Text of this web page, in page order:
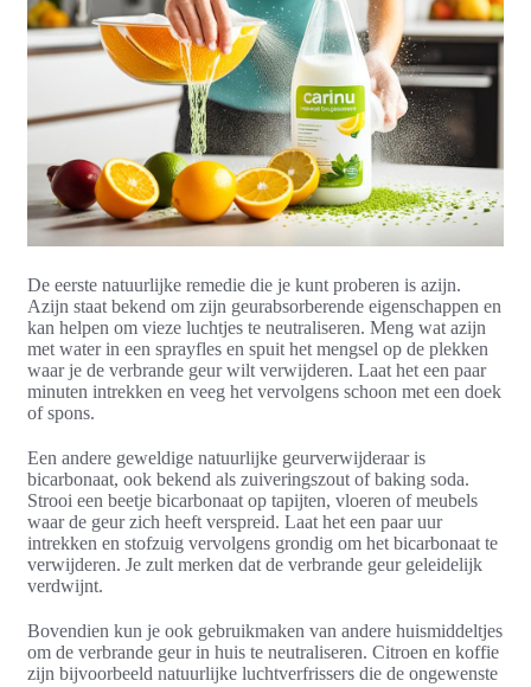
De eerste natuurlijke remedie die je kunt proberen is azijn.
Azijn staat bekend om zijn geurabsorberende eigenschappen en
kan helpen om vieze luchtjes te neutraliseren. Meng wat azijn
met water in een sprayfles en spuit het mengsel op de plekken
waar je de verbrande geur wilt verwijderen. Laat het een paar
minuten intrekken en veeg het vervolgens schoon met een doek
of spons.
Een andere geweldige natuurlijke geurverwijderaar is
bicarbonaat, ook bekend als zuiveringszout of baking soda.
Strooi een beetje bicarbonaat op tapijten, vloeren of meubels
waar de geur zich heeft verspreid. Laat het een paar uur
intrekken en stofzuig vervolgens grondig om het bicarbonaat te
verwijderen. Je zult merken dat de verbrande geur geleidelijk
verdwijnt.
Bovendien kun je ook gebruikmaken van andere huismiddeltjes
om de verbrande geur in huis te neutraliseren. Citroen en koffie
zijn bijvoorbeeld natuurlijke luchtverfrissers die de ongewenste